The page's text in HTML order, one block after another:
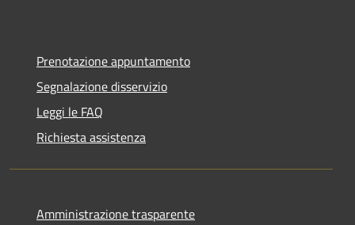
Prenotazione appuntamento
Segnalazione disservizio
Leggi le FAQ
Richiesta assistenza
Amministrazione trasparente